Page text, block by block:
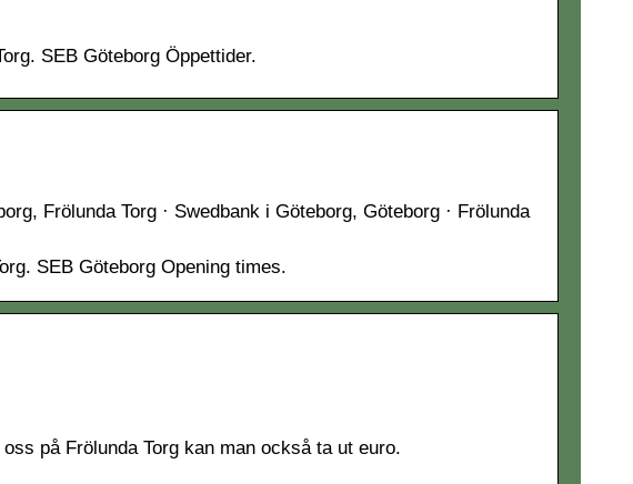
SEB Göteborg Öppettider.
Frölunda Torg · Swedbank i Göteborg, Göteborg · Frölunda
SEB Göteborg Opening times.
på Frölunda Torg kan man också ta ut euro.